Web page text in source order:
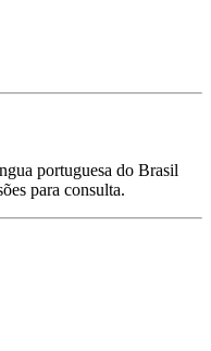
portuguesa do Brasil
para consulta.